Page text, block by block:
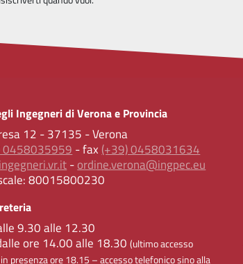
Ingegneri di Verona e Provincia
12 - 37135 - Verona
0458035959 - fax (+39) 0458031634
-ordine.verona@ingpec.eu
80015800230
9.30 alle 12.30
ore 14.00 alle 18.30(ultimo accesso
presenza ore 18.15 – accesso telefonico sino alla